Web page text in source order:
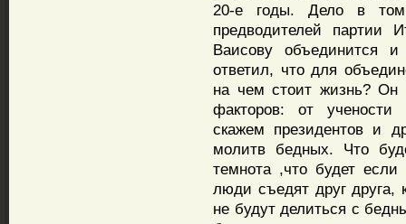
20-е годы. Дело в
предводителей партии
Ваисову объединится
ответил, что для
на чем стоит жизнь? Он
факторов: от учености
скажем президентов и
молитв бедных. Что
темнота ,что будет
люди съедят друг друга,
не будут делиться с